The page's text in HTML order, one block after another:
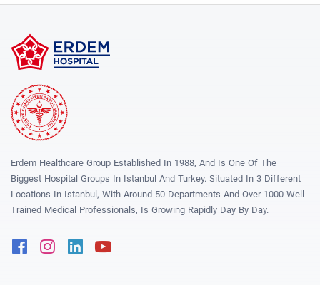
Erdem Healthcare Group Established In 1988, And Is One Of The
Biggest Hospital Groups In Istanbul And Turkey. Situated In 3 Different
Locations In Istanbul, With Around 50 Departments And Over 1000 Well
Trained Medical Professionals, Is Growing Rapidly Day By Day.
FacebookInstagram
Linkedin